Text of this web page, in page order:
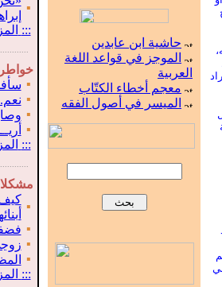
▪
:::
خواطر
▪
▪
▪
▪
:::
▪
▪
▪
▪
:::
حاشية ابن عابدين
الموجز في قواعد اللغة
العربية
معجم أخطاء الكتّاب
الميسر في أصول الفقه